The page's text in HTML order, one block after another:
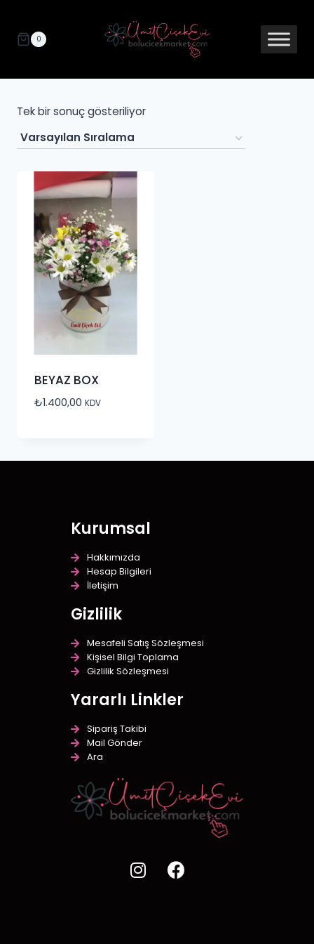
0
Tek bir sonuç gösteriliyor
BEYAZ BOX
₺1.400,00 KDV
Kurumsal
Hakkımızda
Hesap Bilgileri
İletişim
Gizlilik
Mesafeli Satış Sözleşmesi
Kişisel Bilgi Toplama
Gizlilik Sözleşmesi
Yararlı Linkler
Sipariş Takibi
Mail Gönder
Ara